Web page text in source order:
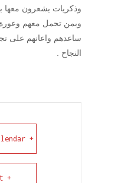
وذكريات يشعرون معها
وبمن تحمل معهم وعورة
ساعدهم واعانهم على
النجاح .
+ Add to Google Calendar
+ iCal export